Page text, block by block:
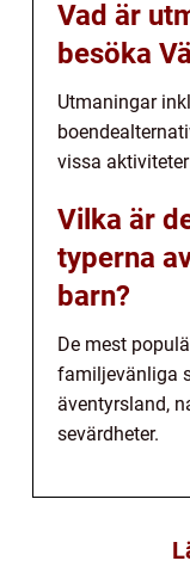
Vad är
besöka
Utmaningar
vissa
Vilka är
typerna
barn?
De mest
familjevänliga
äventyrsland,
sevärdheter.